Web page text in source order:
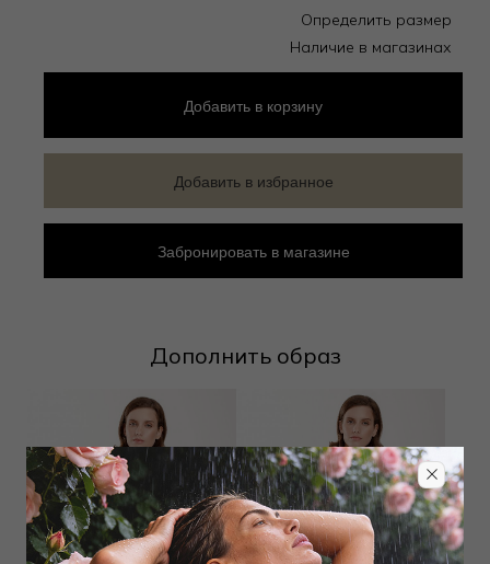
Дополнить образ
Определить размер
Наличие в магазинах
Добавить в корзину
Добавить в избранное
Забронировать в магазине